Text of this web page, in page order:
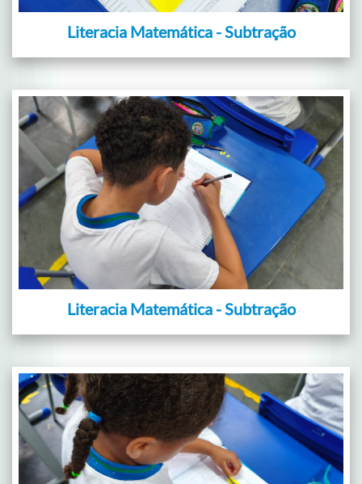
Literacia Matemática - Subtração
Literacia Matemática - Subtração